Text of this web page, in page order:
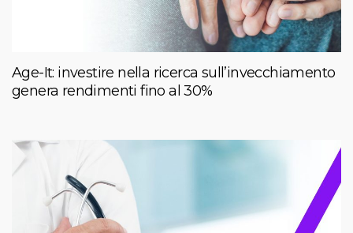
Age-It: investire nella ricerca sull’invecchiamento
genera rendimenti fino al 30%